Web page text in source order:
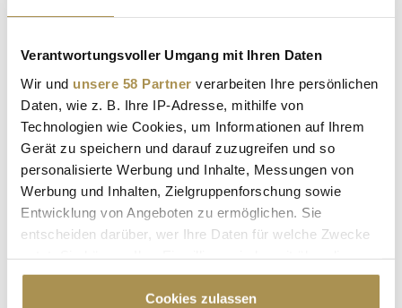
Verantwortungsvoller Umgang mit Ihren Daten
Wir und unsere 58 Partner verarbeiten Ihre persönlichen
Daten, wie z. B. Ihre IP-Adresse, mithilfe von
Technologien wie Cookies, um Informationen auf Ihrem
Gerät zu speichern und darauf zuzugreifen und so
personalisierte Werbung und Inhalte, Messungen von
Werbung und Inhalten, Zielgruppenforschung sowie
Entwicklung von Angeboten zu ermöglichen. Sie
entscheiden darüber, wer Ihre Daten für welche Zwecke
Cookie-Erklärung oder durch Klicken auf das Privacy
Trigger Symbol ändern oder widerrufen
Cookies zulassen